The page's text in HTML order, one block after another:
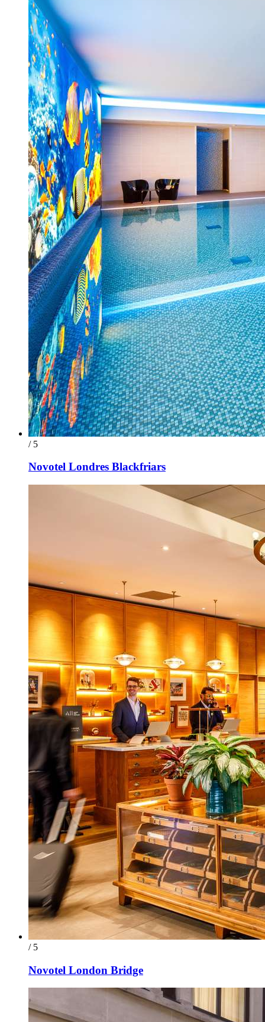
/ 5
Novotel Londres Blackfriars
/ 5
Novotel London Bridge